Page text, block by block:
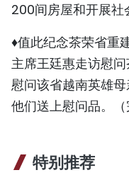
200间房屋和开展社
♦值此纪念茶荣省重
主席王廷惠走访慰
慰问该省越南英雄
他们送上慰问品。（
特别推荐